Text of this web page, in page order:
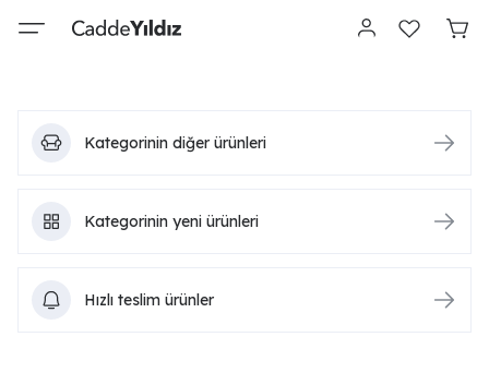
Kategorinin diğer ürünleri
Kategorinin yeni ürünleri
Hızlı teslim ürünler